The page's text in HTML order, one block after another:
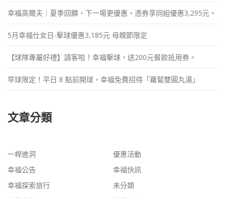
幸福高爾夫｜夏季回饋，下一場更優惠，憑券享同組優惠3,295元。
5月幸福仕女日-擊球優惠3,185元 母親節限定
【球隊專屬好禮】請客啦！幸福擊球，送200元餐飲抵用券。
早球限定！平日 8 點前開球，幸福免費招待「蘿蔔雙圓丸湯」
文章分類
一桿進洞
優惠活動
幸福公告
幸福快訊
幸福探索旅行
未分類